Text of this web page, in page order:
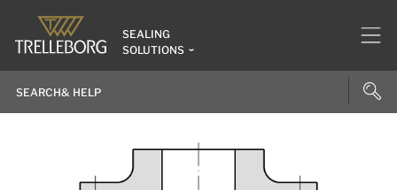
SEALING
SOLUTIONS